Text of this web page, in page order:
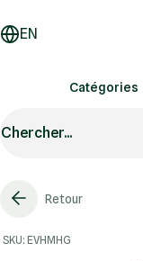
EN
Catégories
Chercher...
Retour
SKU: EVHMHG